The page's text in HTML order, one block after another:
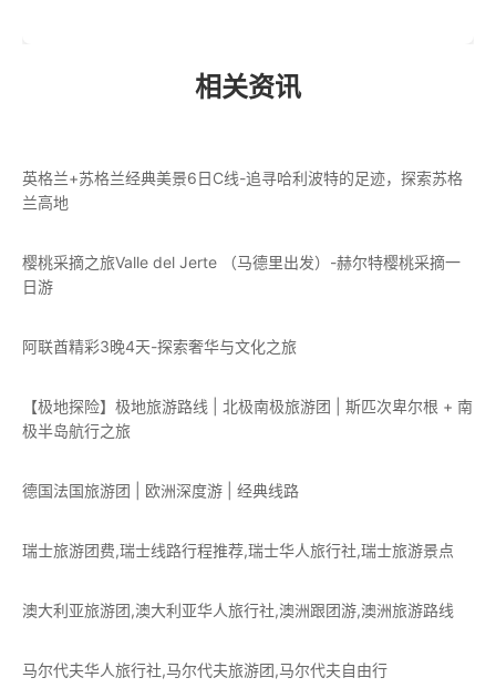
相关资讯
英格兰+苏格兰经典美景6日C线-追寻哈利波特的足迹，探索苏格
兰高地
樱桃采摘之旅Valle del Jerte （马德里出发）-赫尔特樱桃采摘一
日游
阿联酋精彩3晚4天-探索奢华与文化之旅
【极地探险】极地旅游路线 | 北极南极旅游团 | 斯匹次卑尔根 + 南
极半岛航行之旅
德国法国旅游团 | 欧洲深度游 | 经典线路
瑞士旅游团费,瑞士线路行程推荐,瑞士华人旅行社,瑞士旅游景点
澳大利亚旅游团,澳大利亚华人旅行社,澳洲跟团游,澳洲旅游路线
马尔代夫华人旅行社,马尔代夫旅游团,马尔代夫自由行